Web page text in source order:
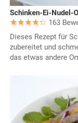
Schinken-Ei-Nudel-
163
Dieses Rezept für
zubereitet und
das etwas andere